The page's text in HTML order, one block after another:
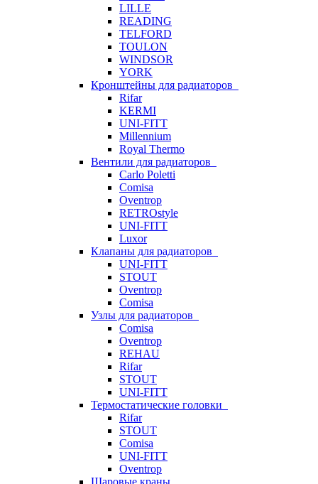
LILLE
READING
TELFORD
TOULON
WINDSOR
YORK
Кронштейны для радиаторов
Rifar
KERMI
UNI-FITT
Millennium
Royal Thermo
Вентили для радиаторов
Carlo Poletti
Comisa
Oventrop
RETROstyle
UNI-FITT
Luxor
Клапаны для радиаторов
UNI-FITT
STOUT
Oventrop
Comisa
Узлы для радиаторов
Comisa
Oventrop
REHAU
Rifar
STOUT
UNI-FITT
Термостатические головки
Rifar
STOUT
Comisa
UNI-FITT
Oventrop
Шаровые краны